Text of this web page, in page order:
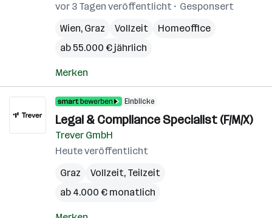
vor 3 Tagen veröffentlicht
Gesponsert
Wien, Graz Vollzeit
Homeoffice
ab 55.000 € jährlich
Merken
Einblicke
Legal & Compliance Specialist (F/M/X)
Trever GmbH
Heute veröffentlicht
Graz
Vollzeit, Teilzeit
ab 4.000 € monatlich